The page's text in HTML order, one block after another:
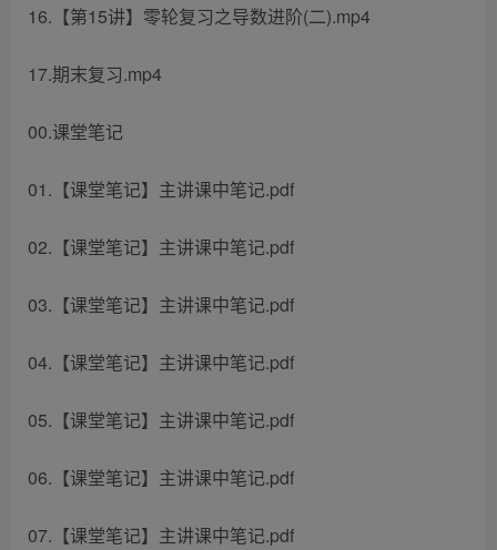
16.【第15讲】零轮复习之导数进阶(二).mp4
17.期末复习.mp4
00.课堂笔记
01.【课堂笔记】主讲课中笔记.pdf
02.【课堂笔记】主讲课中笔记.pdf
03.【课堂笔记】主讲课中笔记.pdf
04.【课堂笔记】主讲课中笔记.pdf
05.【课堂笔记】主讲课中笔记.pdf
06.【课堂笔记】主讲课中笔记.pdf
07.【课堂笔记】主讲课中笔记.pdf